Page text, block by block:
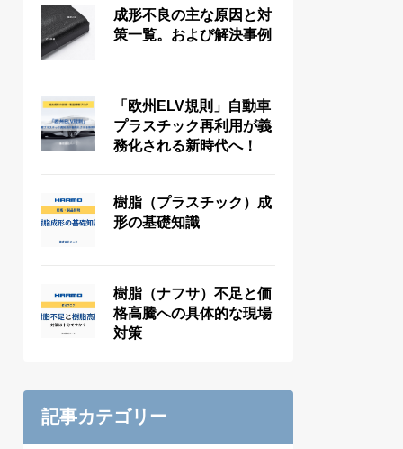
成形不良の主な原因と対
策一覧。および解決事例
「欧州ELV規則」自動車
プラスチック再利用が義
務化される新時代へ！
樹脂（プラスチック）成
形の基礎知識
樹脂（ナフサ）不足と価
格高騰への具体的な現場
対策
記事カテゴリー